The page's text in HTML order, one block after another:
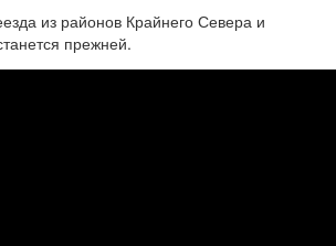
из районов Крайнего Севера и
прежней.